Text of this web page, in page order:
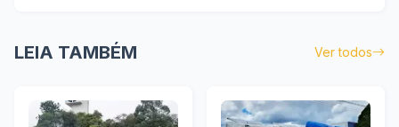
LEIA TAMBÉM Ver todos